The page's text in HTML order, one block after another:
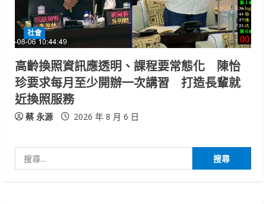
社會
高齡換照資訊應透明、課程要常態化 陳怡
珍要求每月至少開辦一次講習 打造長輩就
近換照服務
蔡 永源 2026 年 8 月 6 日
尋